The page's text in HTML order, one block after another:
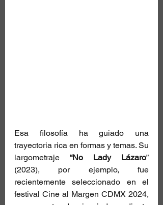
Esa filosofía ha guiado una
trayectoria rica en formas y temas. Su
largometraje “No Lady Lázaro”
(2023), por ejemplo, fue
recientemente seleccionado en el
festival Cine al Margen CDMX 2024,